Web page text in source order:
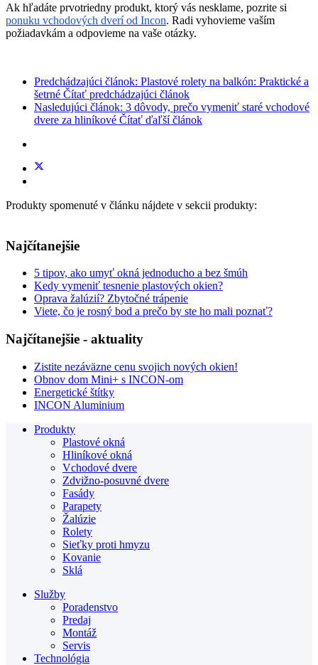
Ak hľadáte prvotriedny produkt, ktorý vás nesklame, pozrite si
ponuku vchodových dverí od Incon. Radi vyhovieme vaším
požiadavkám a odpovieme na vaše otázky.
Predchádzajúci článok: Plastové rolety na balkón: Praktické a
šetrné Čítať predchádzajúci článok
Nasledujúci článok: 3 dôvody, prečo vymeniť staré vchodové
dvere za hliníkové Čítať ďaľší článok
Produkty spomenuté v článku nájdete v sekcii produkty:
Najčítanejšie
5 tipov, ako umyť okná jednoducho a bez šmúh
Kedy vymeniť tesnenie plastových okien?
Oprava žalúzií? Zbytočné trápenie
Viete, čo je rosný bod a prečo by ste ho mali poznať?
Najčítanejšie - aktuality
Zistite nezáväzne cenu svojich nových okien!
Obnov dom Mini+ s INCON-om
Energetické štítky
INCON Aluminium
Produkty
Plastové okná
Hliníkové okná
Vchodové dvere
Zdvižno-posuvné dvere
Fasády
Parapety
Žalúzie
Rolety
Sieťky proti hmyzu
Kovanie
Sklá
Služby
Poradenstvo
Predaj
Montáž
Servis
Technológia